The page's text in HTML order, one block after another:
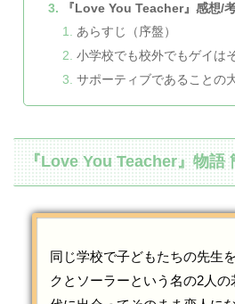
『Love You Teacher』感想/
あらすじ（序盤）
小学校でも校外でもゲイは
サポーティブであることの
『Love You Teacher』物語
同じ学校で子どもたちの先生
クとソーラーという名の2人